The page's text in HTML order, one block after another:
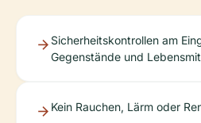
Sicherheitskontrollen am
Gegenstände und
Kein Rauchen, Lärm oder